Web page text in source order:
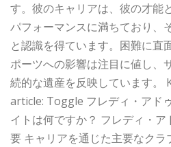
す。彼のキャリアは、彼の才能
パフォーマンスに満ちており、
と認識を得ています。困難に直
ポーツへの影響は注目に値し、
続的な遺産を反映しています。
article: Toggle フレディ・アド
イトは何ですか？ フレディ・
要 キャリアを通じた主要なクラ